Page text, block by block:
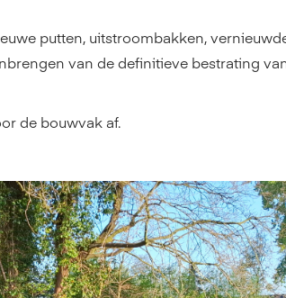
putten, uitstroombakken,
van de definitieve bestrating
de bouwvak af.